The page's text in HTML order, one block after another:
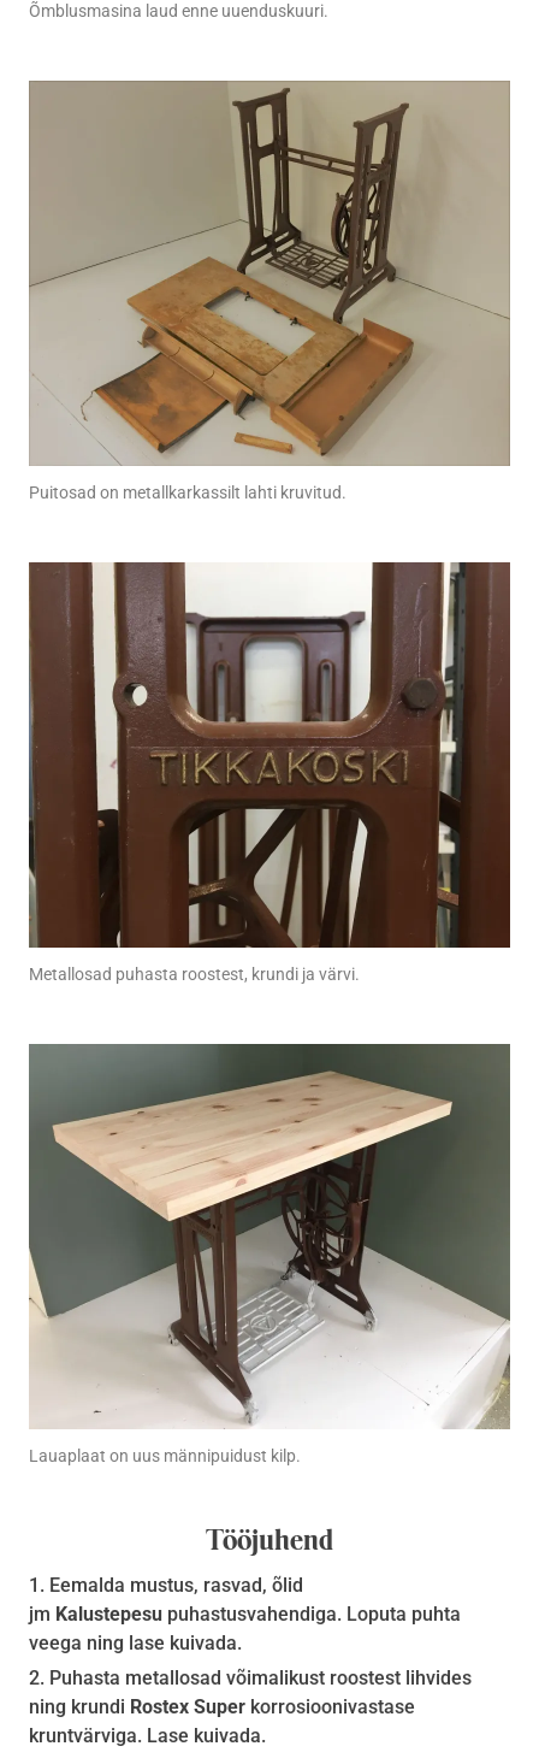
Õmblusmasina laud enne uuenduskuuri.
Puitosad on metallkarkassilt lahti kruvitud.
Metallosad puhasta roostest, krundi ja värvi.
Lauaplaat on uus männipuidust kilp.
Tööjuhend
Eemalda mustus, rasvad, õlid
jm Kalustepesu puhastusvahendiga. Loputa puhta
veega ning lase kuivada.
Puhasta metallosad võimalikust roostest lihvides
ning krundi Rostex Super korrosioonivastase
kruntvärviga. Lase kuivada.